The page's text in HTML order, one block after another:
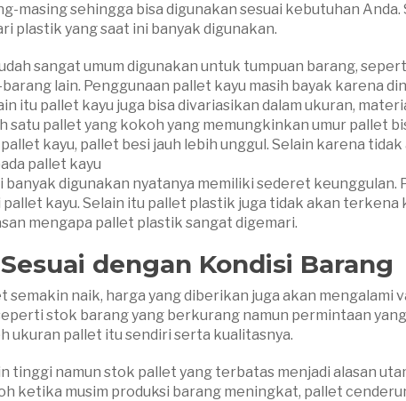
masing sehingga bisa digunakan sesuai kebutuhan
plastik yang saat ini banyak digunakan.
sangat umum digunakan untuk tumpuan barang,
lain. Penggunaan pallet kayu masih bayak karena
itu pallet kayu juga bisa divariasikan dalam ukuran,
satu pallet yang kokoh yang memungkinkan umur pallet
kayu, pallet besi jauh lebih unggul. Selain karena
pallet kayu
banyak digunakan nyatanya memiliki sederet keunggulan.
kayu. Selain itu pallet plastik juga tidak akan
mengapa pallet plastik sangat digemari.
Sesuai dengan Kondisi Barang
semakin naik, harga yang diberikan juga akan mengalami
stok barang yang berkurang namun permintaan
ukuran pallet itu sendiri serta kualitasnya.
tinggi namun stok pallet yang terbatas menjadi alasan
ketika musim produksi barang meningkat, pallet